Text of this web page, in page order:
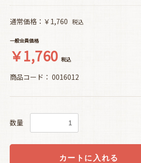
通常価格：￥1,760 税込
一般会員価格
￥1,760 税込
商品コード： 0016012
数量
カートに入れる